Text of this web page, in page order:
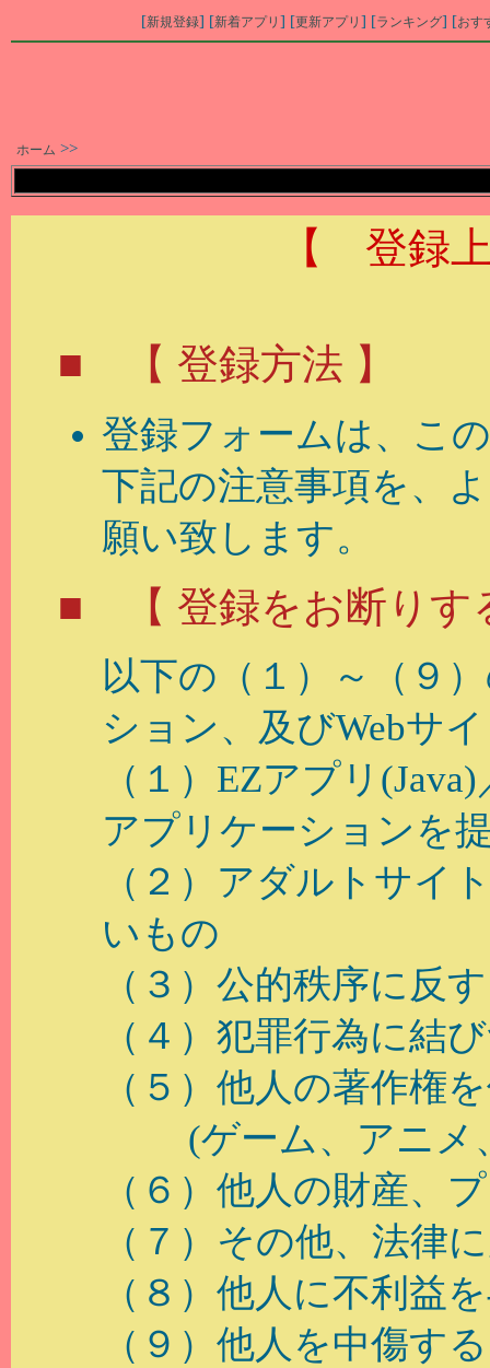
[新規登録] [新着アプリ ] [更新アプリ ] [ランキング] [おす
ホーム >>
【 登録
■ 【 登録方法 】
登録フォームは、こ
下記の注意事項を、
願い致します。
■ 【 登録をお断りす
以下の（１）～（９
ション、及びWebサ
（１）EZアプリ
アプリケーションを
（２）アダルトサイ
いもの
（３）公的秩序に反
（４）犯罪行為に結
（５）他人の著作権
(ゲーム、アニメ、
（６）他人の財産、
（７）その他、法律
（８）他人に不利益
（９）他人を中傷す